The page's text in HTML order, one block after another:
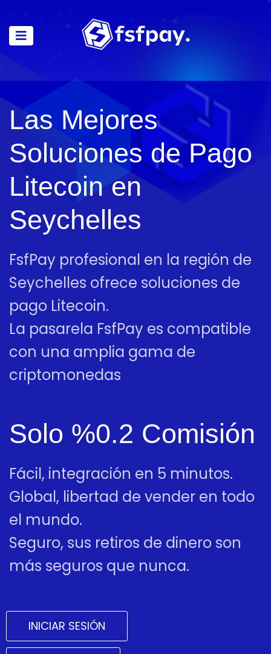
Las Mejores
Soluciones de Pago
Litecoin en
Seychelles
FsfPay profesional en la región de
Seychelles ofrece soluciones de
pago Litecoin.
La pasarela FsfPay es compatible
con una amplia gama de
criptomonedas
Solo %0.2 Comisión
Fácil, integración en 5 minutos.
Global, libertad de vender en todo
el mundo.
Seguro, sus retiros de dinero son
más seguros que nunca.
INICIAR SESIÓN